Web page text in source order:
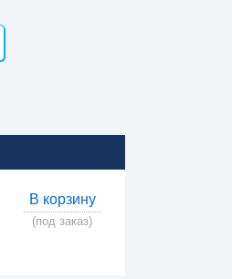
В корзину
(под заказ)